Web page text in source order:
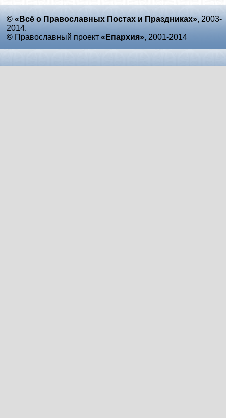
© «Всё о Православных Постах и Праздниках», 2003-
2014.
© Православный проект «Епархия», 2001-2014